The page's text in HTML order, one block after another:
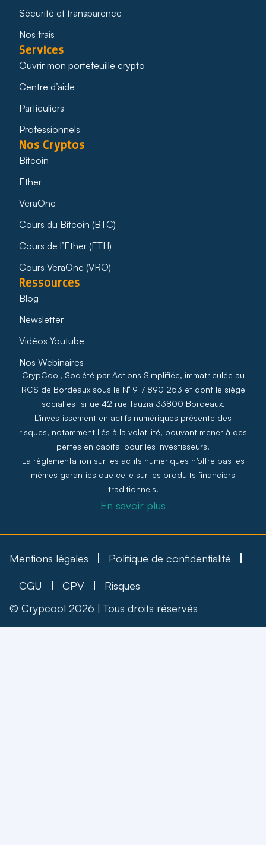
Sécurité et transparence
Nos frais
Services
Ouvrir mon portefeuille crypto
Centre d’aide
Particuliers
Professionnels
Nos Cryptos
Bitcoin
Ether
VeraOne
Cours du Bitcoin (BTC)
Cours de l’Ether (ETH)
Cours VeraOne (VRO)
Ressources
Blog
Newsletter
Vidéos Youtube
Nos Webinaires
CrypCool, Société par Actions Simplifiée, immatriculée au
RCS de Bordeaux sous le N° 917 890 253 et dont le siège
social est situé 42 rue Tauzia 33800 Bordeaux.
L’investissement en actifs numériques présente des
risques, notamment liés à la volatilité, pouvant mener à des
pertes en capital pour les investisseurs.
La règlementation sur les actifs numériques n’offre pas les
mêmes garanties que celle sur les produits financiers
traditionnels.
En savoir plus
Mentions légales Politique de confidentialité
CGU CPV
Risques
© Crypcool 2026 | Tous droits réservés